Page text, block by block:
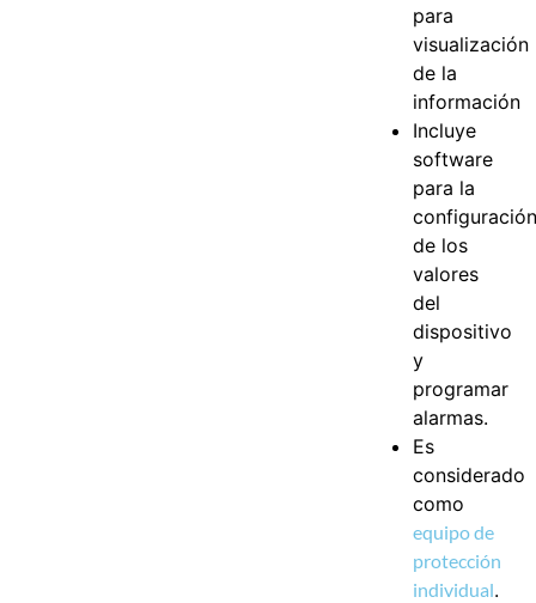
para
visualización
de la
información
Incluye
software
para la
de los
valores
del
dispositivo
y
programar
alarmas.
Es
considerado
como
equipo de
protección
individual.